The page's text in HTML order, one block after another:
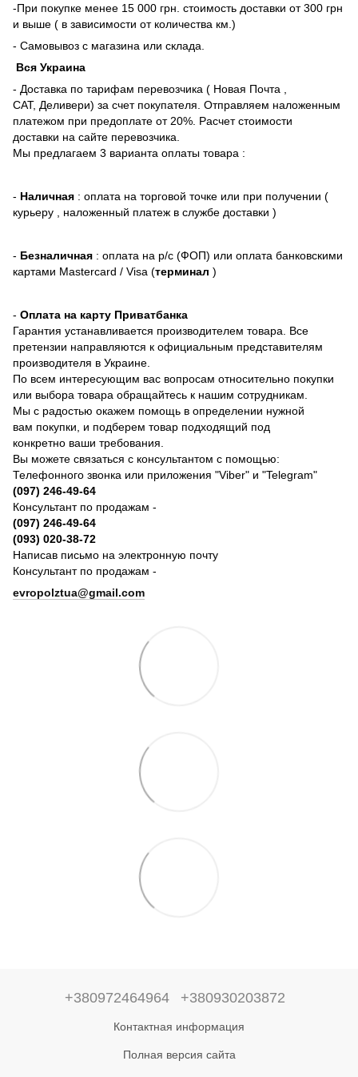
-При покупке менее 15 000 грн. стоимость доставки от 300 грн
и выше ( в зависимости от количества км.)
- Самовывоз с магазина или склада.
Вся Украина
- Доставка по тарифам перевозчика ( Новая Почта ,
САТ, Деливери) за счет покупателя. Отправляем наложенным
платежом при предоплате от 20%. Расчет стоимости
доставки на сайте перевозчика.
Мы предлагаем 3 варианта оплаты товара :
- Наличная : оплата на торговой точке или при получении (
курьеру , наложенный платеж в службе доставки )
- Безналичная : оплата на р/с (ФОП) или оплата банковскими
картами Mastercard / Visa (терминал )
- Оплата на карту Приватбанка
Гарантия устанавливается производителем товара. Все
претензии направляются к официальным представителям
производителя в Украине.
По всем интересующим вас вопросам относительно покупки
или выбора товара обращайтесь к нашим сотрудникам.
Мы с радостью окажем помощь в определении нужной
вам покупки, и подберем товар подходящий под
конкретно ваши требования.
Вы можете связаться с консультантом с помощью:
Телефонного звонка или приложения "Viber" и "Telegram"
(097) 246-49-64
Консультант по продажам -
(097) 246-49-64
(093) 020-38-72
Написав письмо на электронную почту
Консультант по продажам -
evropolztua@gmail.com
+380972464964 +380930203872
Контактная информация
Полная версия сайта